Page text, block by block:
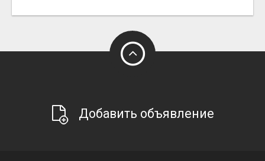
Добавить объявление